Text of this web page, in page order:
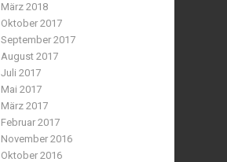
März 2018
Oktober 2017
September 2017
August 2017
Juli 2017
Mai 2017
März 2017
Februar 2017
November 2016
Oktober 2016